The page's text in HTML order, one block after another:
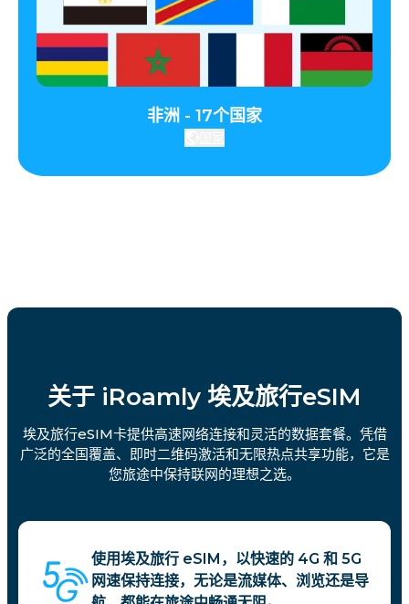
非洲 - 17个国家
关于 iRoamly 埃及旅行eSIM
埃及旅行eSIM卡提供高速网络连接和灵活的数据套餐。凭借
广泛的全国覆盖、即时二维码激活和无限热点共享功能，它是
您旅途中保持联网的理想之选。
使用埃及旅行 eSIM，以快速的 4G 和 5G
网速保持连接，无论是流媒体、浏览还是导